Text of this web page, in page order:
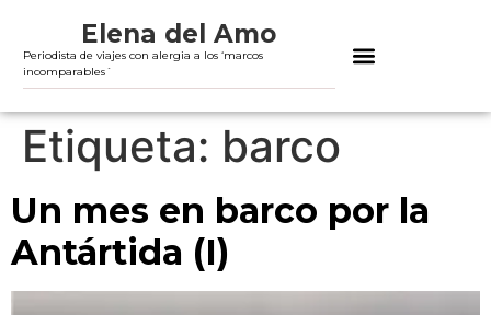
Elena del Amo
Periodista de viajes con alergia a los ‘marcos
incomparables´
Etiqueta: barco
Un mes en barco por la
Antártida (I)